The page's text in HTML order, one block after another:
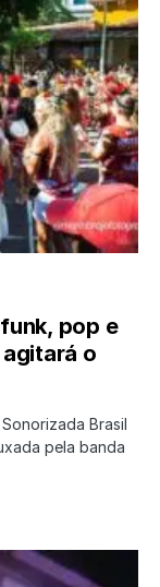
pop e
o
Brasil
pela banda